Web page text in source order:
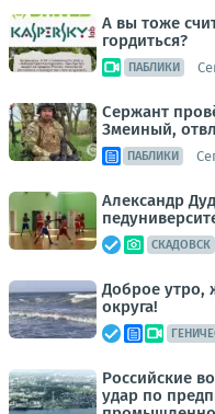
А вы тоже
гордиться?
ПАБЛИКИ
Сержант
Змеиный,
ПАБЛИКИ
Александр
СКАДОВСК
Доброе утро,
округа!
Российские
удар по